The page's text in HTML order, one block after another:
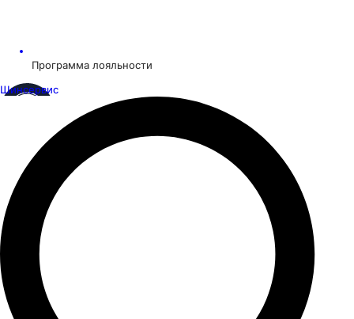
Программа лояльности
Шинсервис